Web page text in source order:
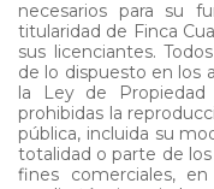
necesarios para su
titularidad de Finca
sus licenciantes.
de lo dispuesto en los
la Ley de Propiedad
prohibidas la
pública, incluida su
totalidad o parte de
fines comerciales,